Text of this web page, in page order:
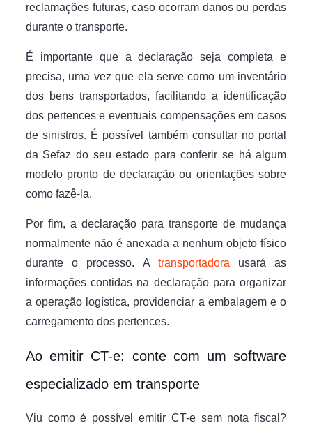
reclamações futuras, caso ocorram danos ou perdas
durante o transporte.
É importante que a declaração seja completa e
precisa, uma vez que ela serve como um inventário
dos bens transportados, facilitando a identificação
dos pertences e eventuais compensações em casos
de sinistros. É possível também consultar no portal
da Sefaz do seu estado para conferir se há algum
modelo pronto de declaração ou orientações sobre
como fazê-la.
Por fim, a declaração para transporte de mudança
normalmente não é anexada a nenhum objeto físico
durante o processo. A transportadora usará as
informações contidas na declaração para organizar
a operação logística, providenciar a embalagem e o
carregamento dos pertences.
Ao emitir CT-e: conte com um software
especializado em transporte
Viu como é possível emitir CT-e sem nota fiscal?